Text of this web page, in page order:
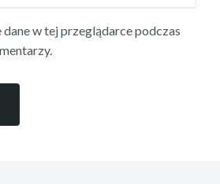
w tej przeglądarce podczas